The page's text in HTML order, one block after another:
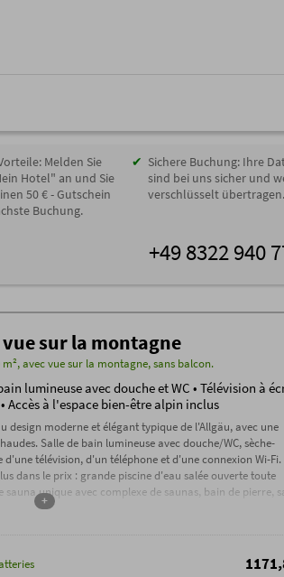
Melden Sie
Hotel" an und Sie
50 € - Gutschein
Buchung.
Sichere Buchung: Ihre
sind bei uns sicher und
verschlüsselt übertragen.
+49 8322 940
sur la montagne
avec vue sur la montagne, sans balcon.
lumineuse avec douche et WC • Télévision à
Accès à l'espace bien-être alpin inclus
design moderne et élégant typique de l'Allgäu, avec une
Salle de bain lumineuse avec douche/WC, sèche-
télévision, d'un téléphone et d'une connexion Wi-Fi.
dans le prix : grande piscine d'eau salée ouverte toute
unique avec complexe de saunas, bain de pierre,
+